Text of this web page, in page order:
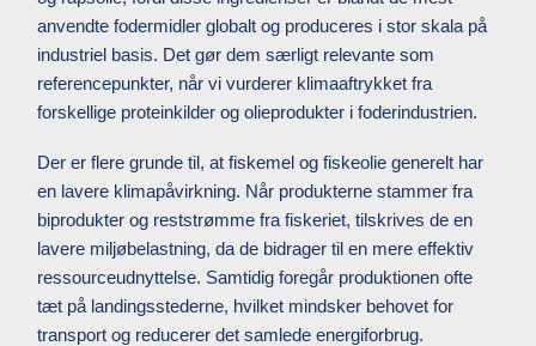
anvendte fodermidler globalt og produceres i stor skala på
industriel basis. Det gør dem særligt relevante som
referencepunkter, når vi vurderer klimaaftrykket fra
forskellige proteinkilder og olieprodukter i foderindustrien.
Der er flere grunde til, at fiskemel og fiskeolie generelt har
en lavere klimapåvirkning. Når produkterne stammer fra
biprodukter og reststrømme fra fiskeriet, tilskrives de en
lavere miljøbelastning, da de bidrager til en mere effektiv
ressourceudnyttelse. Samtidig foregår produktionen ofte
tæt på landingsstederne, hvilket mindsker behovet for
transport og reducerer det samlede energiforbrug.